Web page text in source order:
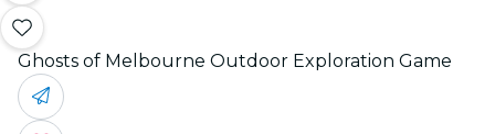
Ghosts of Melbourne Outdoor Exploration Game